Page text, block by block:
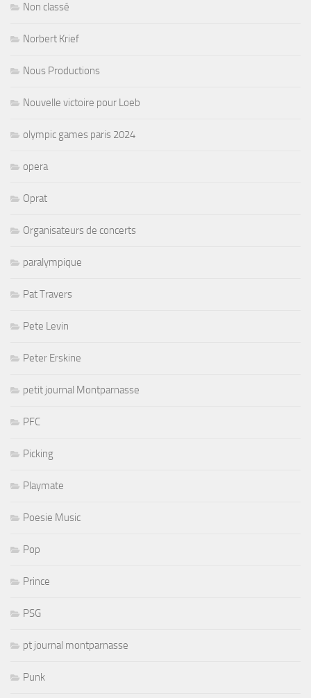
Non classé
Norbert Krief
Nous Productions
Nouvelle victoire pour Loeb
olympic games paris 2024
opera
Oprat
Organisateurs de concerts
paralympique
Pat Travers
Pete Levin
Peter Erskine
petit journal Montparnasse
PFC
Picking
Playmate
Poesie Music
Pop
Prince
PSG
pt journal montparnasse
Punk